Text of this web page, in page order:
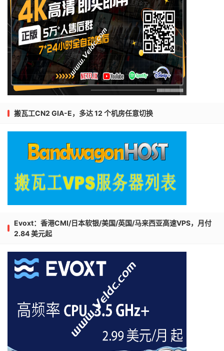
搬瓦工CN2 GIA-E，多达 12 个机房任意切换
Evoxt：香港CMI/日本软银/美国/英国/马来西亚高速VPS，月付
2.84 美元起